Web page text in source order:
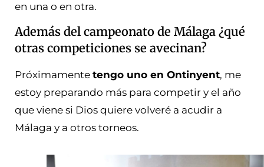
en una o en otra.
Además del campeonato de Málaga ¿qué
otras competiciones se avecinan?
Próximamente tengo uno en Ontinyent, me
estoy preparando más para competir y el año
que viene si Dios quiere volveré a acudir a
Málaga y a otros torneos.